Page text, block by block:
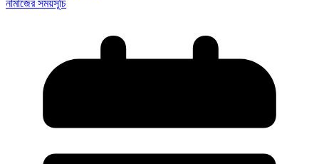
নামাজের সময়সূচি